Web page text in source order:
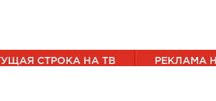
СТРОКА НА ТВ РЕКЛАМА